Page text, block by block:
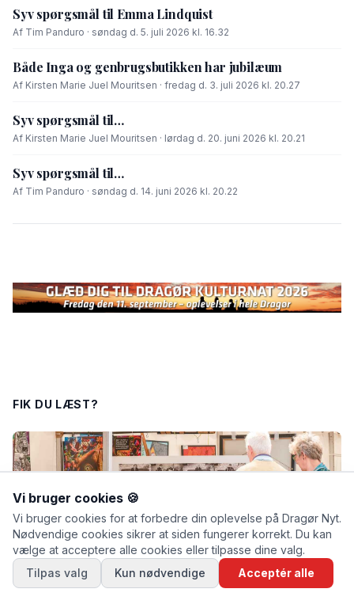
Syv spørgsmål til Emma Lindquist
Af Tim Panduro · søndag d. 5. juli 2026 kl. 16.32
Både Inga og genbrugsbutikken har jubilæum
Af Kirsten Marie Juel Mouritsen · fredag d. 3. juli 2026 kl. 20.27
Syv spørgsmål til…
Af Kirsten Marie Juel Mouritsen · lørdag d. 20. juni 2026 kl. 20.21
Syv spørgsmål til…
Af Tim Panduro · søndag d. 14. juni 2026 kl. 20.22
FIK DU LÆST?
Vi bruger cookies 🍪
Vi bruger cookies for at forbedre din oplevelse på Dragør Nyt.
Nødvendige cookies sikrer at siden fungerer korrekt. Du kan
vælge at acceptere alle cookies eller tilpasse dine valg.
Tilpas valg
Kun nødvendige Acceptér alle